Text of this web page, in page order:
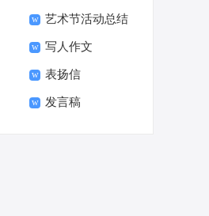
句
伤心的签名汇总55句
艺术节活动总结
写人作文
表扬信
发言稿